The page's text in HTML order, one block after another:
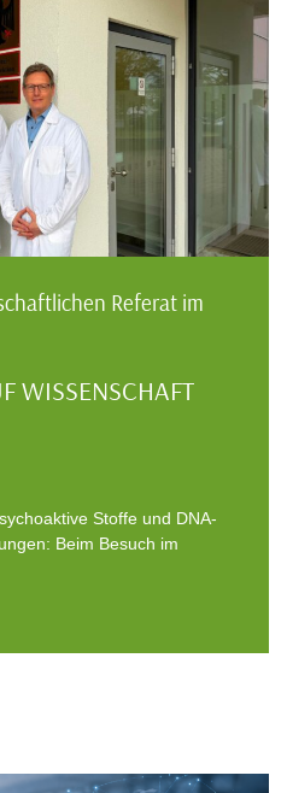
Referat im
WISSENSCHAFT
Stoffe und DNA-
Beim Besuch im